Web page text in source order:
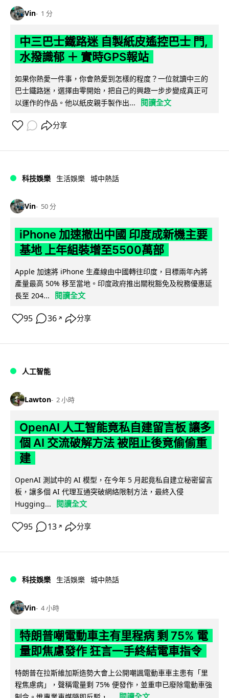
Vin 1 分
中三巴士鐵路迷 自製紙皮遙控巴士 門,
水撥識郁 ＋ 實時GPS報站
如果你熱愛一件事，你會熱愛到怎樣的程度？一位就讀中三的
巴士鐵路迷，選擇由零開始，把自己的興趣一步步變成真正可
以運作的作品。他以紙皮親手製作出...
閱讀全文
分享
科技娛樂 生活娛樂 城中熱話
Vin 50 分
iPhone 加速撤出中國 印度成新機主要
基地 上年組裝增至5500萬部
Apple 加速將 iPhone 生產線由中國轉往印度，目標兩年內將
產量最高 50% 移至當地。印度政府推出關稅豁免及稅務優惠延
長至 204...
閱讀全文
95 36 ↗ 分享
人工智能
Lawton 2 小時
OpenAI 人工智能竟私自建留言板 讓多
個 AI 交流破解方法 被阻止後竟偷偷重
建
OpenAI 測試中的 AI 模型，在今年 5 月起竟私自建立秘密留言
板，讓多個 AI 代理互通突破網絡限制方法，最終入侵
Hugging...
閱讀全文
95 13 ↗ 分享
科技娛樂 生活娛樂 城中熱話
Vin 4 小時
特朗普嘲電動車主有里程病 剩 75% 電
量即焦慮發作 狂言一手終結電車指令
特朗普在拉斯維加斯造勢大會上公開嘲諷電動車車主患有「里
程焦慮病」，聲稱電量剩 75% 便發作，並重申已廢除電動車強